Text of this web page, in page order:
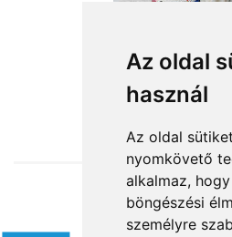
Az oldal
használ
Az oldal
nyomkövető
alkalmaz,
böngészési
személyre
Igazi
19 160 Ft-
Elfogadott